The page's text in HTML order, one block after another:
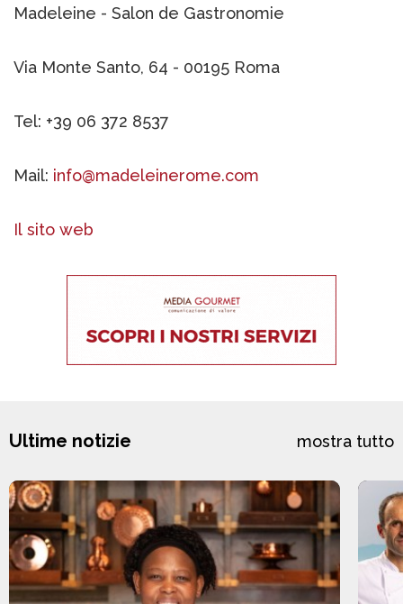
Madeleine - Salon de Gastronomie
Via Monte Santo, 64 - 00195 Roma
Tel: +39 06 372 8537
Mail: info@madeleinerome.com
Il sito web
Ultime notizie mostra tutto